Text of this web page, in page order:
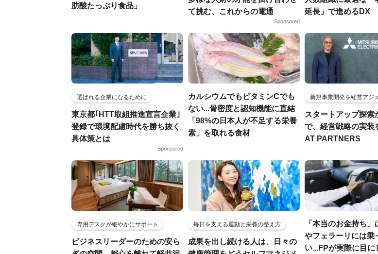
肪酸たっぷり食品」
て挑む、これからの電通
Sponsored
延長」で進めるDX
選ばれる企業になるために
東京都｢HTT取組推進宣言企業｣
登録で環境配慮時代を勝ち抜く
具体策とは
Sponsored
カルシウムでもビタミンCでも
ない...骨密度と認知機能に直結
「98%の日本人が不足する栄養
素」を取れる食材
新規事業開発を経営アジ
スタートアップ探索
で、経営戦略の実装
AT PARTNERS
専用デスクが細やかにサポート
ビジネスリーダーのための安ら
毎日を支える運動と栄養の整え方
成果を出し続ける人は、日々の
「本当のお金持ち」
やフェラーリには乗
い...FPが実際に目に